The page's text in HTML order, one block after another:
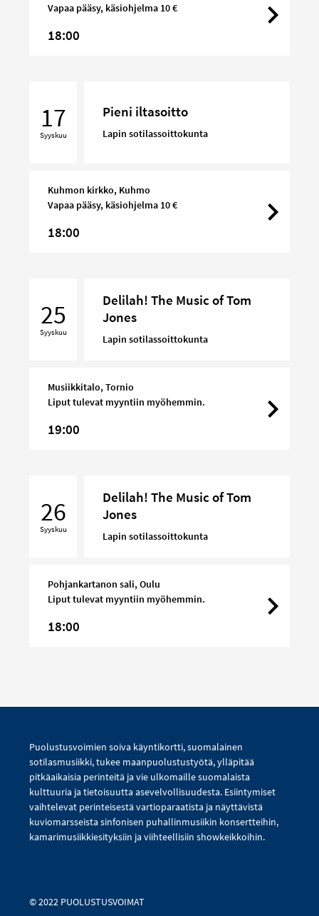
Vapaa pääsy, käsiohjelma 10 €
18:00
iltasoitto
17
Syyskuu
Pieni iltasoitto
Lapin sotilassoittokunta
Kuhmon kirkko, Kuhmo
Vapaa pääsy, käsiohjelma 10 €
18:00
The
Music
25
Syyskuu
Delilah! The Music of Tom
Jones
Lapin sotilassoittokunta
Musiikkitalo, Tornio
Liput tulevat myyntiin myöhemmin.
19:00
The
Music
26
Syyskuu
Delilah! The Music of Tom
Jones
Lapin sotilassoittokunta
Pohjankartanon sali, Oulu
Liput tulevat myyntiin myöhemmin.
18:00
Puolustusvoimien soiva käyntikortti, suomalainen
sotilasmusiikki, tukee maanpuolustustyötä, ylläpitää
pitkäaikaisia perinteitä ja vie ulkomaille suomalaista
kulttuuria ja tietoisuutta asevelvollisuudesta. Esiintymiset
vaihtelevat perinteisestä vartioparaatista ja näyttävistä
kuviomarsseista sinfonisen puhallinmusiikin konsertteihin,
kamarimusiikkiesityksiin ja viihteellisiin showkeikkoihin.
© 2022 PUOLUSTUSVOIMAT